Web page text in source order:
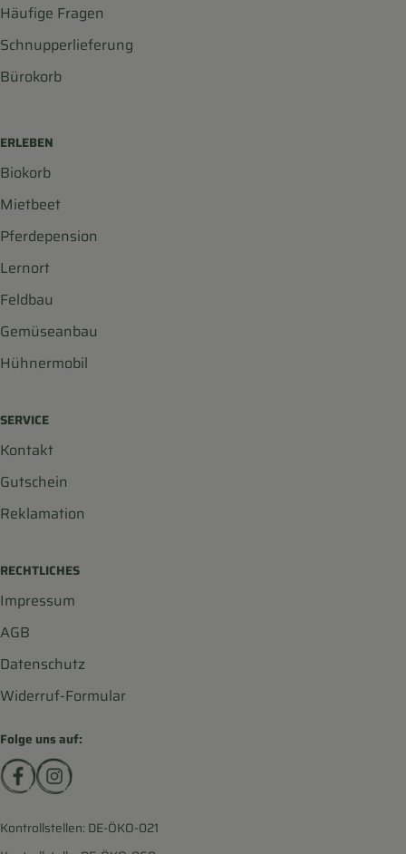
Häufige Fragen
Schnupperlieferung
Bürokorb
ERLEBEN
Biokorb
Mietbeet
Pferdepension
Lernort
Feldbau
Gemüseanbau
Hühnermobil
SERVICE
Kontakt
Gutschein
Reklamation
RECHTLICHES
Impressum
AGB
Datenschutz
Widerruf-Formular
Folge uns auf:
Externer Link zu https://www.facebook.com/
Externer Link zu https://www.instagram.com/
Kontrollstellen: DE-ÖKO-021